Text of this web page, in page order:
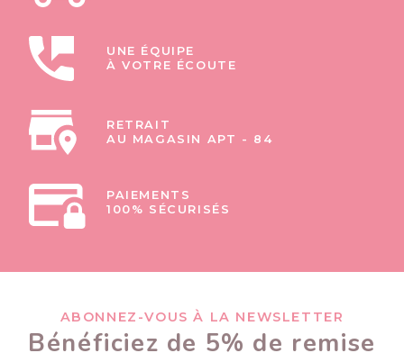
UNE ÉQUIPE
À VOTRE ÉCOUTE
RETRAIT
AU MAGASIN APT - 84
PAIEMENTS
100% SÉCURISÉS
ABONNEZ-VOUS À LA NEWSLETTER
Bénéficiez de 5% de remise